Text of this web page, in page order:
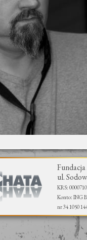
ul.
KRS:
Konto: ING
nr 34 1050